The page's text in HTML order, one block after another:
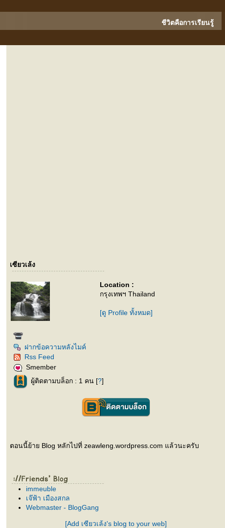
ชีวิตคือการเรียนรู้
เซียวเล้ง
Location :
กรุงเทพฯ Thailand
[ดู Profile ทั้งหมด]
ฝากข้อความหลังไมค์
Rss Feed
Smember
ผู้ติดตามบล็อก : 1 คน [?]
ตอนนี้ย้าย Blog หลักไปที่ zeawleng.wordpress.com แล้วนะครับ
immeuble
เจ๊ฟ้า เมืองสกล
Webmaster - BlogGang
[Add เซียวเล้ง's blog to your web]